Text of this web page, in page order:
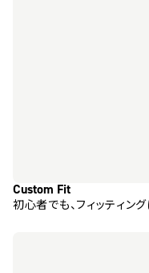
Custom Fit
初心者でも、フィッティン